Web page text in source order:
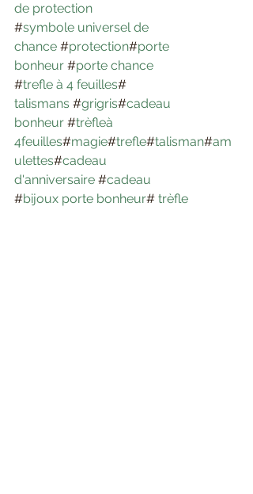
de protection
#symbole universel de
chance #protection#porte
bonheur #porte chance
#trefle à 4 feuilles#
talismans #grigris#cadeau
bonheur #trèfleà
4feuilles#magie#trefle#talisman#am
ulettes#cadeau
d'anniversaire #cadeau
#bijoux porte bonheur# trèfle